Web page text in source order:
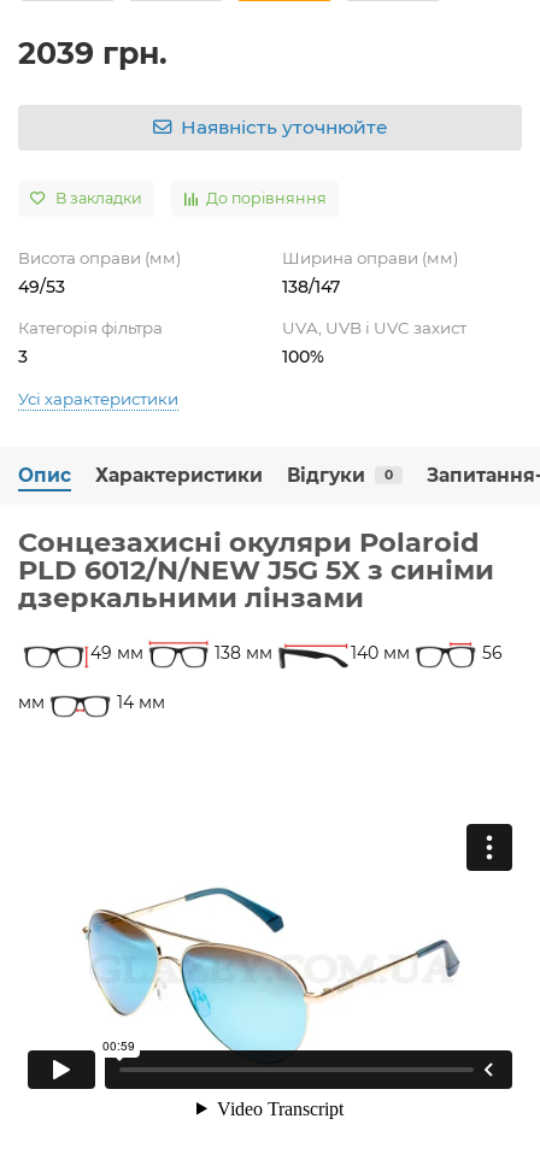
2039 грн.
Наявність уточнюйте
В закладки До порівняння
Висота оправи (мм)
49/53
Ширина оправи (мм)
138/147
Категорія фільтра
3
UVA, UVB і UVC захист
100%
Усі характеристики
Опис Характеристики Відгуки 0
Сонцезахисні окуляри Polaroid
PLD 6012/N/NEW J5G 5X з синіми
дзеркальними лінзами
49 мм 138 мм 140 мм 56
мм 14 мм